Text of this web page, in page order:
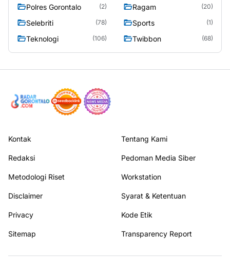
Polres Gorontalo (2) Ragam (20)
Selebriti (78) Sports (1)
Teknologi (106) Twibbon (68)
Kontak Tentang Kami
Redaksi Pedoman Media Siber
Metodologi Riset Workstation
Disclaimer Syarat & Ketentuan
Privacy Kode Etik
Sitemap Transparency Report